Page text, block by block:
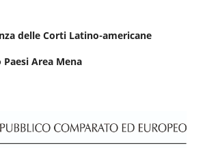
delle Corti Latino-americane
Area Mena